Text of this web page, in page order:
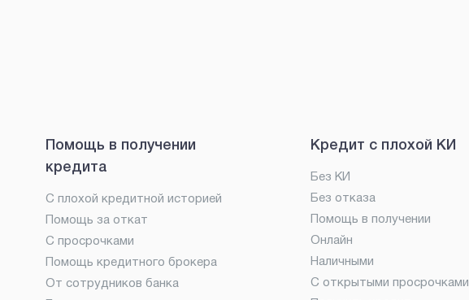
Помощь в получении
кредита
С плохой кредитной историей
Помощь за откат
С просрочками
Помощь кредитного брокера
От сотрудников банка
Кредит с плохой КИ
Без КИ
Без отказа
Помощь в получении
Онлайн
Наличными
С открытыми просрочками